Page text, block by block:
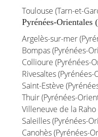
Toulouse (Tarn-et-
Pyrénées-Orientales
Argelès-sur-mer
Bompas (Pyrénées-
Collioure (Pyrénées-
Rivesaltes
Saint-Estève
Thuir (Pyrénées-
Villeneuve de la
Saleilles (Pyrénées-
Canohès (Pyrénées-